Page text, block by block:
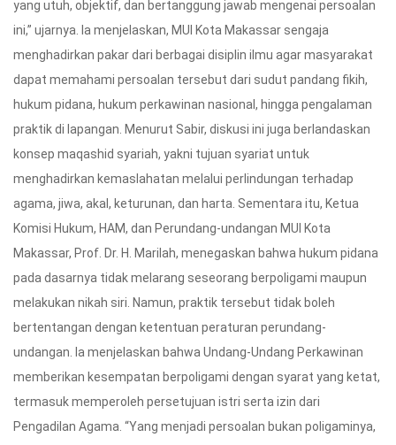
yang utuh, objektif, dan bertanggung jawab mengenai persoalan
ini,” ujarnya. Ia menjelaskan, MUI Kota Makassar sengaja
menghadirkan pakar dari berbagai disiplin ilmu agar masyarakat
dapat memahami persoalan tersebut dari sudut pandang fikih,
hukum pidana, hukum perkawinan nasional, hingga pengalaman
praktik di lapangan. Menurut Sabir, diskusi ini juga berlandaskan
konsep maqashid syariah, yakni tujuan syariat untuk
menghadirkan kemaslahatan melalui perlindungan terhadap
agama, jiwa, akal, keturunan, dan harta. Sementara itu, Ketua
Komisi Hukum, HAM, dan Perundang-undangan MUI Kota
Makassar, Prof. Dr. H. Marilah, menegaskan bahwa hukum pidana
pada dasarnya tidak melarang seseorang berpoligami maupun
melakukan nikah siri. Namun, praktik tersebut tidak boleh
bertentangan dengan ketentuan peraturan perundang-
undangan. Ia menjelaskan bahwa Undang-Undang Perkawinan
memberikan kesempatan berpoligami dengan syarat yang ketat,
termasuk memperoleh persetujuan istri serta izin dari
Pengadilan Agama. “Yang menjadi persoalan bukan poligaminya,